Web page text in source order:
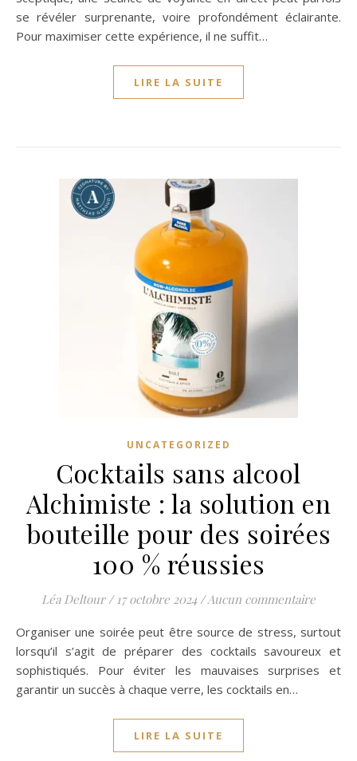
se révéler surprenante, voire profondément éclairante.
Pour maximiser cette expérience, il ne suffit…
LIRE LA SUITE
UNCATEGORIZED
Cocktails sans alcool
Alchimiste : la solution en
bouteille pour des soirées
100 % réussies
Léa Deltour / 17 octobre 2024 /Aucun commentaire
Organiser une soirée peut être source de stress, surtout
lorsqu’il s’agit de préparer des cocktails savoureux et
sophistiqués. Pour éviter les mauvaises surprises et
garantir un succès à chaque verre, les cocktails en…
LIRE LA SUITE